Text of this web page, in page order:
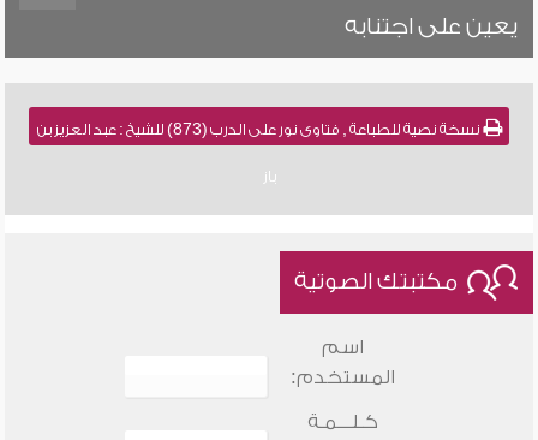
يعين على اجتنابه
نسخة نصية للطباعة , فتاوى نور على الدرب (873) للشيخ : عبد العزيز بن
باز
مكتبتك الصوتية
اسم
المستخدم:
كـلـــمـة